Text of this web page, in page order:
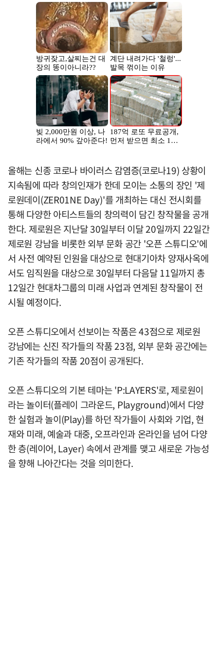
올해는 신종 코로나 바이러스 감염증(코로나19) 상황이
지속됨에 따라 창의인재가 한데 모이는 소통의 장인 '제
로원데이(ZER01NE Day)'를 개최하는 대신 전시회를
통해 다양한 아티스트들의 창의력이 담긴 창작물을 공개
한다. 제로원은 지난달 30일부터 이달 20일까지 22일간
제로원 강남을 비롯한 외부 문화 공간 '오픈 스튜디오'에
서 사전 예약된 인원을 대상으로 현대기아차 양재사옥에
서도 임직원을 대상으로 30일부터 다음달 11일까지 총
12일간 현대차그룹의 미래 사업과 연계된 창작물이 전
시될 예정이다.
오픈 스튜디오에서 선보이는 작품은 43점으로 제로원
강남에는 신진 작가들의 작품 23점, 외부 문화 공간에는
기존 작가들의 작품 20점이 공개된다.
오픈 스튜디오의 기본 테마는 'P:LAYERS'로, 제로원이
라는 놀이터(플레이 그라운드, Playground)에서 다양
한 실험과 놀이(Play)를 하던 작가들이 사회와 기업, 현
재와 미래, 예술과 대중, 오프라인과 온라인을 넘어 다양
한 층(레이어, Layer) 속에서 관계를 맺고 새로운 가능성
을 향해 나아간다는 것을 의미한다.